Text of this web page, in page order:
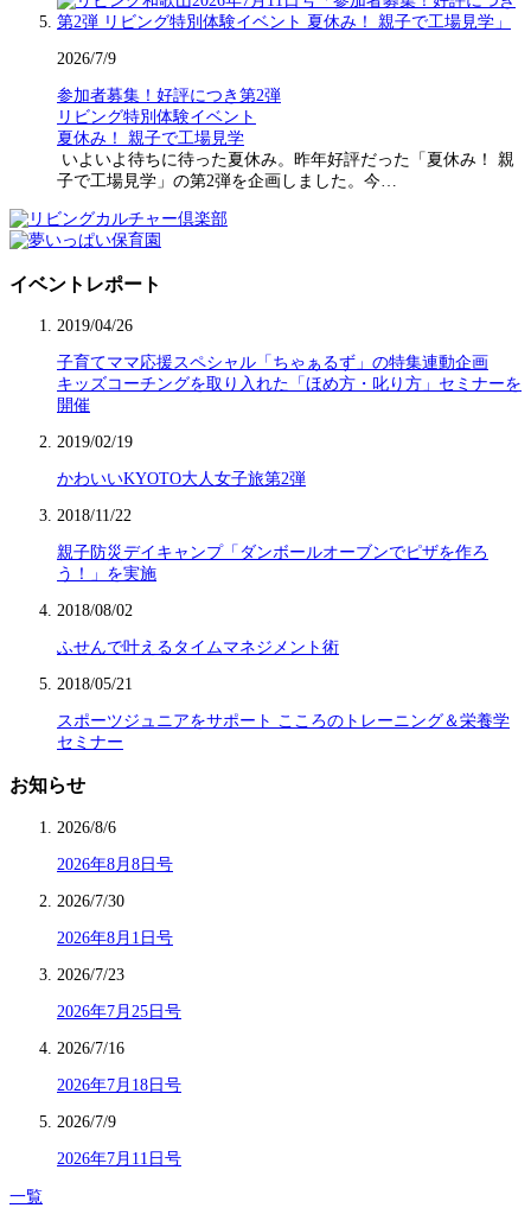
2026/7/9
参加者募集！好評につき第2弾
リビング特別体験イベント
夏休み！ 親子で工場見学
いよいよ待ちに待った夏休み。昨年好評だった「夏休み！ 親
子で工場見学」の第2弾を企画しました。今…
イベントレポート
2019/04/26
子育てママ応援スペシャル「ちゃぁるず」の特集連動企画
キッズコーチングを取り入れた「ほめ方・叱り方」セミナーを
開催
2019/02/19
かわいいKYOTO大人女子旅第2弾
2018/11/22
親子防災デイキャンプ「ダンボールオーブンでピザを作ろ
う！」を実施
2018/08/02
ふせんで叶えるタイムマネジメント術
2018/05/21
スポーツジュニアをサポート こころのトレーニング＆栄養学
セミナー
お知らせ
2026/8/6
2026年8月8日号
2026/7/30
2026年8月1日号
2026/7/23
2026年7月25日号
2026/7/16
2026年7月18日号
2026/7/9
2026年7月11日号
一覧